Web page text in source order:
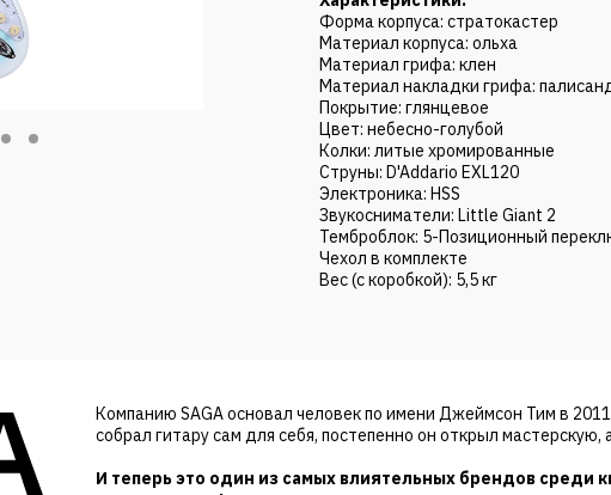
Форма корпуса: стратокастер
Материал корпуса: ольха
Материал грифа: клен
Материал накладки грифа:
Покрытие: глянцевое
Цвет: небесно-голубой
Колки: литые хромированные
Струны: D'Addario EXL120
Электроника: HSS
Звукосниматели: Little Giant 2
Темброблок: 5-Позиционный
Чехол в комплекте
Вес (с коробкой): 5,5 кг
Компанию SAGA основал человек по имени Джеймсон Тим в
собрал гитару сам для себя, постепенно он открыл
И теперь это один из самых влиятельных брендов среди